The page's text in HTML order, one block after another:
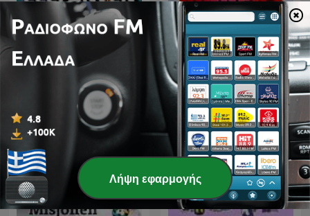
Elefanten i rummet
Friday Night Comedy from
BBC Radio 4
Λήψη εφαρμογής